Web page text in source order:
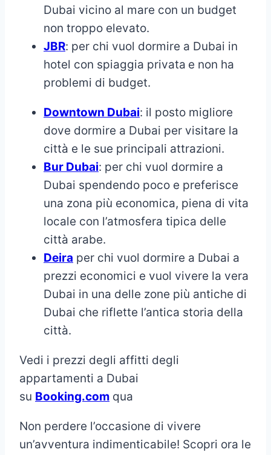
Dubai vicino al mare con un budget
non troppo elevato.
JBR: per chi vuol dormire a Dubai in
hotel con spiaggia privata e non ha
problemi di budget.
Downtown Dubai: il posto migliore
dove dormire a Dubai per visitare la
città e le sue principali attrazioni.
Bur Dubai: per chi vuol dormire a
Dubai spendendo poco e preferisce
una zona più economica, piena di vita
locale con l’atmosfera tipica delle
città arabe.
Deira per chi vuol dormire a Dubai a
prezzi economici e vuol vivere la vera
Dubai in una delle zone più antiche di
Dubai che riflette l’antica storia della
città.
Vedi i prezzi degli affitti degli
appartamenti a Dubai
su Booking.com qua
Non perdere l’occasione di vivere
un’avventura indimenticabile! Scopri ora le